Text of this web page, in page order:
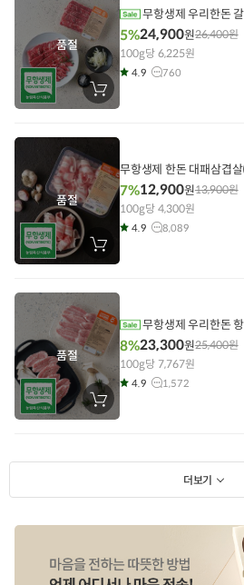
기
품절
장
바
에
기
무항생제 우리한돈
5%24,900원26,400원
100g당 6,225원
4.9 760
품절
장
에
담
기
무항생제 한돈 대패삼겹
7%12,900원13,900원
100g당 4,300원
4.9 8,089
품절
장
바
담
무항생제 우리한돈
8%23,300원25,400원
100g당 7,767원
4.9 1,572
더보기